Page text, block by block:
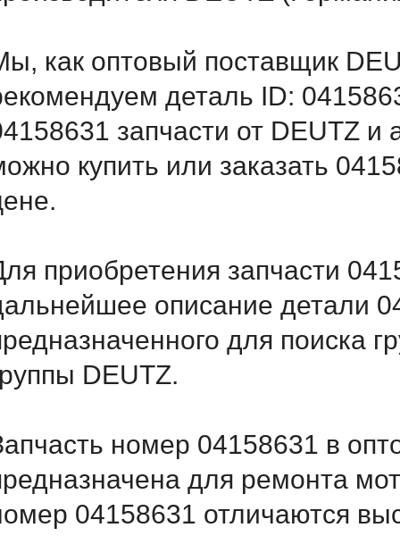
как оптовый поставщик
деталь ID:
запчасти от DEUTZ и
купить или заказать
приобретения запчасти
описание детали
для поиска
DEUTZ.
номер 04158631 в
для ремонта
04158631 отличаются